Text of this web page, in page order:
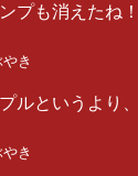
プも消えたね
き
ルというより
き